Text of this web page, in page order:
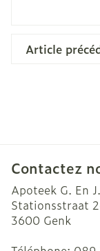
Article
Contactez
Apoteek G. En
Stationsstraat
3600 Genk